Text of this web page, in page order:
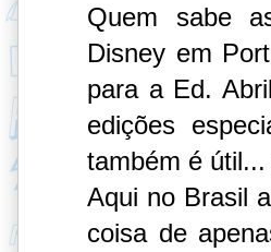
Quem sabe
Disney em
para a Ed.
edições
também é
Aqui no Brasil
coisa de